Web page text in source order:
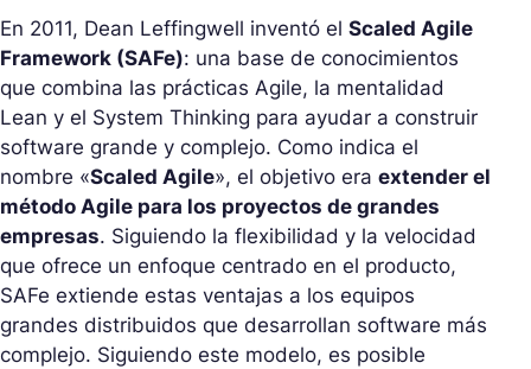
En 2011, Dean Leffingwell inventó el Scaled Agile
Framework (SAFe): una base de conocimientos
que combina las prácticas Agile, la mentalidad
Lean y el System Thinking para ayudar a construir
software grande y complejo. Como indica el
nombre «Scaled Agile», el objetivo era extender el
método Agile para los proyectos de grandes
empresas. Siguiendo la flexibilidad y la velocidad
que ofrece un enfoque centrado en el producto,
SAFe extiende estas ventajas a los equipos
grandes distribuidos que desarrollan software más
complejo. Siguiendo este modelo, es posible